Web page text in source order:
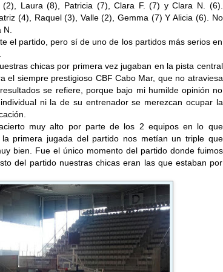
(2), Laura (8), Patricia (7), Clara F. (7) y Clara N. (6).
(4), Raquel (3), Valle (2), Gemma (7) Y Alicia (6). No
N.
el partido, pero sí de uno de los partidos más serios en
chicas por primera vez jugaban en la pista central
el siempre prestigioso CBF Cabo Mar, que no atraviesa
se refiere, porque bajo mi humilde opinión no
ni la de su entrenador se merezcan ocupar la
muy alto por parte de los 2 equipos en lo que
primera jugada del partido nos metían un triple que
bien. Fue el único momento del partido donde fuimos
del partido nuestras chicas eran las que estaban por